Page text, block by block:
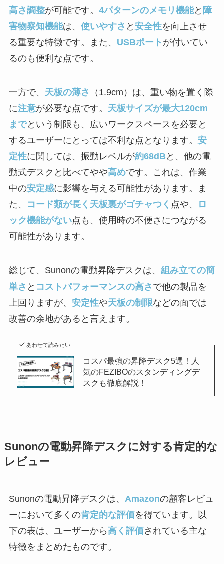
高さ調整が可能です。 4パターンのメモリ機能と 障
害物察知機能は、 使いやすさ と 安全性を向上させ
る重要な特徴です。また、 USBポート が付いてい
るのも便利な点です。
一方で、 天板の薄さ
（1.9cm）は、重い物を置く際
に注意が必要な点です。 天板サイズが最大120cm
までという制限も、広いワークスペースを必要と
するユーザーにとっては不利な点となります。 安
定性に関しては、振動レベルが約68dB と、他の電
動式デスクと比べてやや高めです。これは、作業
中の安定感に影響を与える可能性があります。ま
た、
コード類が長く天板裏がゴチャつく 点や、
ロ
ック機能がない点も、使用時の不便さにつながる
可能性があります。
総じて、Sunonの電動昇降デスクは、 組み立ての簡
単さ と コストパフォーマンスの高さ で他の製品を
上回りますが、 安定性や天板の制限などの面では
改善の余地があると言えます。
あわせて読みたい
コスパ最強の昇降デスク5選！人
気のFEZIBOのスタンディングデ
スクも徹底解説！
Sunonの電動昇降デスクに対する肯定的な
レビュー
Sunonの電動昇降デスクは、 Amazonの顧客レビュ
ーにおいて多くの肯定的な評価を得ています。以
下の表は、ユーザーから高く評価されている主な
特徴をまとめたものです。